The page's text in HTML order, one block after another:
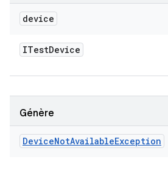
device
ITestDevice
Génère
DeviceNotAvailableException